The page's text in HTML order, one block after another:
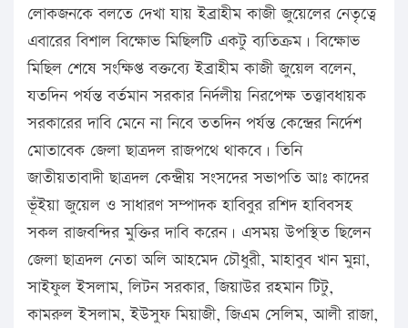
লোকজনকে বলতে দেখা যায় ইব্রাহীম কাজী জুয়েলের নেতৃত্বে
এবারের বিশাল বিক্ষোভ মিছিলটি একটু ব্যতিক্রম। বিক্ষোভ
মিছিল শেষে সংক্ষিপ্ত বক্তব্যে ইব্রাহীম কাজী জুয়েল বলেন,
যতদিন পর্যন্ত বর্তমান সরকার নির্দলীয় নিরপেক্ষ তত্ত্বাবধায়ক
সরকারের দাবি মেনে না নিবে ততদিন পর্যন্ত কেন্দ্রের নির্দেশ
মোতাবেক জেলা ছাত্রদল রাজপথে থাকবে। তিনি
জাতীয়তাবাদী ছাত্রদল কেন্দ্রীয় সংসদের সভাপতি আঃ কাদের
ভূঁইয়া জুয়েল ও সাধারণ সম্পাদক হাবিবুর রশিদ হাবিবসহ
সকল রাজবন্দির মুক্তির দাবি করেন। এসময় উপস্থিত ছিলেন
জেলা ছাত্রদল নেতা অলি আহমেদ চৌধুরী, মাহাবুব খান মুন্না,
সাইফুল ইসলাম, লিটন সরকার, জিয়াউর রহমান টিটু,
কামরুল ইসলাম, ইউসুফ মিয়াজী, জিএম সেলিম, আলী রাজা,